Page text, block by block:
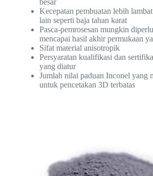
besar
Kecepatan pembuatan lebih
lain seperti baja tahan karat
Pasca-pemrosesan mungkin
mencapai hasil akhir permukaan
Sifat material anisotropik
Persyaratan kualifikasi dan
yang diatur
Jumlah nilai paduan Inconel yang
untuk pencetakan 3D terbatas